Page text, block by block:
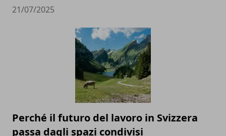
21/07/2025
Perché il futuro del lavoro in Svizzera
passa dagli spazi condivisi